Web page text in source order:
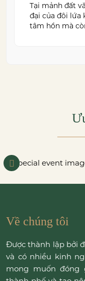
Tại mảnh đất
đại của đôi lứa
tâm hồn mà
Về chúng tôi
Được thành lập bởi
và có nhiều kinh
mong muốn đóng